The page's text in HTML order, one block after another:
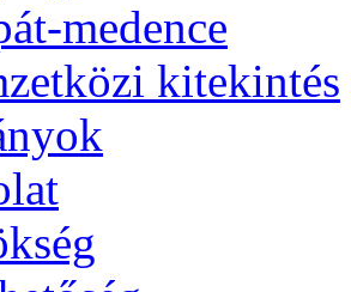
medence
kitekintés